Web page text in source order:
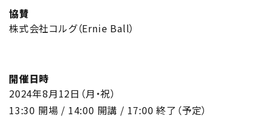
協賛
株式会社コルグ（Ernie Ball）
開催日時
2024年8月12日（月・祝）
13:30 開場 / 14:00 開講 / 17:00 終了（予定）